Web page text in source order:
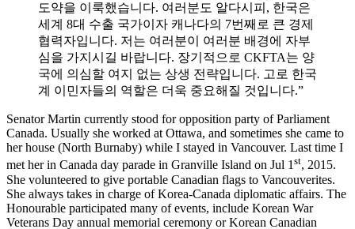
도약을 이룩했습니다. 여러분도 알다시피, 한국은
세계 8대 수출 국가이자 캐나다의 7번째로 큰 경제
협력자입니다. 저는 여러분이 여러분 배경에 자부
심을 가지시길 바랍니다. 장기적으로 CKFTA는 양
국에 의심할 여지 없는 상생 전략입니다. 고로 한국
계 이민자들의 역할은 더욱 중요해질 것입니다.”
Senator Martin currently stood for opposition party of Parliament
Canada. Usually she worked at Ottawa, and sometimes she came to
her house (North Burnaby) while I stayed in Vancouver. Last time I
met her in Canada day parade in Granville Island on Jul 1st, 2015.
She volunteered to give portable Canadian flags to Vancouverites.
She always takes in charge of Korea-Canada diplomatic affairs. The
Honourable participated many of events, include Korean War
Veterans Day annual memorial ceremony or Korean Canadian